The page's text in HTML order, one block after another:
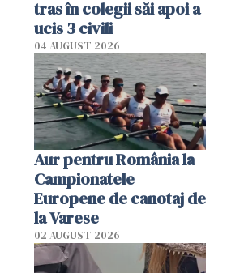
tras în colegii săi apoi a
ucis 3 civili
04 AUGUST 2026
Aur pentru România la
Campionatele
Europene de canotaj de
la Varese
02 AUGUST 2026